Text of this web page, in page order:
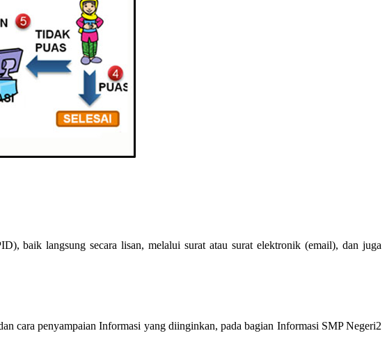
baik langsung secara lisan, melalui surat atau surat elektronik (email), dan juga
cara penyampaian Informasi yang diinginkan, pada bagian Informasi SMP Negeri2